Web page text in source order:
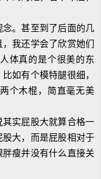
。甚至到了后面的几
我还学会了欣赏她们
体真的是个很美的东
如有个模特腿很细，
个木棍，简直毫无美
实屁股大就算合格一
大，而是屁股相对于
瘦并没有什么直接关